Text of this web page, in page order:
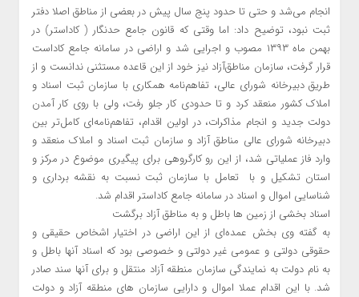
انجام می‌شد و حتی تا حدود پنج سال پیش در بعضی از مناطق اصلا دفتر
ثبت نبود، توضیح داد: اما وقتی که قانون جامع حدنگار ( کاداستر) در
بهمن ماه ۱۳۹۳ مصوب و اجرایی شد و اراضی در سامانه جامع کاداست
قرار گرفت، سازمان مناطق‌آزاد نیز خود از این قاعده مستثنی ندانست و از
طریق دبیرخانه شورای عالی، تفاهم‌نامه همکاری با سازمان ثبت اسناد و
املاک کشور منعقد کرد و تا حدودی کار جلو رفت، ولی با روی کار آمدن
دولت جدید و انجام مذاکرات، در اولین اقدام، تفاهم‌نامه‌ای کامل‌تر بین
دبیرخانه شورای عالی مناطق آزاد و سازمان ثبت اسناد و املاک منعقد و
وارد فاز عملیاتی شد، از این رو کارگروهی برای پیگیری موضوع در مرکز و
استان تشکیل و با تعامل با سازمان ثبت نسبت به نقشه برداری و
شناسایی اموال و اسناد در سامانه جامع کاداستر اقدام شد.
اسناد بخشی از زمین ها باطل و به مناطق آزاد برگشت
به گفته وی بخش عمده‌ای از این اراضی در اختیار اشخاص حقیقی و
حقوقی دولتی و عمومی غیر دولتی و خصوصی بود که اسناد آنها باطل و
به نام دولت به نمایندگی سازمان منطقه آزاد منتقل و برای آنها سند صادر
شد. با این اقدام عملا اموال و دارایی سازمان های منطقه آزاد و دولت